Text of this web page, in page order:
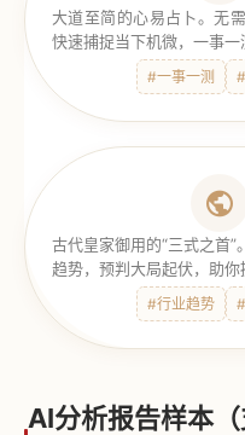
大道至简的心易占卜。无
快速捕捉当下机微，一事一
#一事一测
古代皇家御用的“三式之首
趋势，预判大局起伏，助你
#行业趋势
AI分析报告样本